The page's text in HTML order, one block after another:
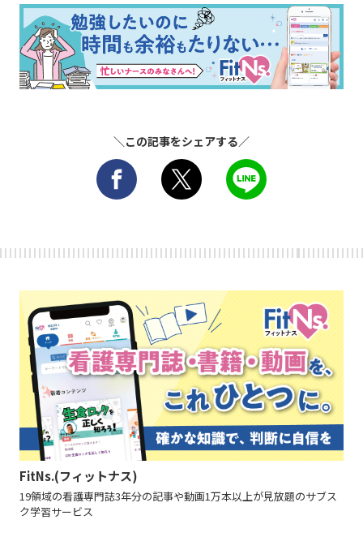
＼この記事をシェアする／
FitNs.(フィットナス)
19領域の看護専門誌3年分の記事や動画1万本以上が見放題のサブス
ク学習サービス